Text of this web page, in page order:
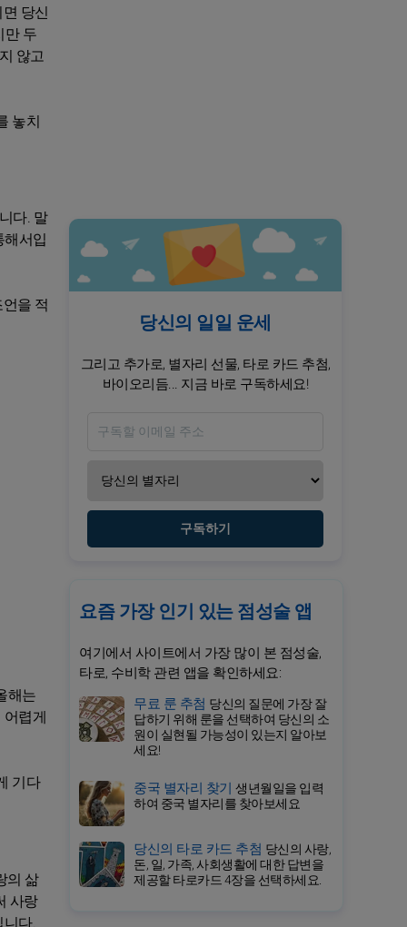
당신
만 두
않고
놓치
다. 말
서입
을 적
해는
렵게
기다
의 삶
사랑
당신의 일일 운세
그리고 추가로, 별자리 선물, 타로 카드 추첨,
바이오리듬... 지금 바로 구독하세요!
구독하기
요즘 가장 인기 있는 점성술 앱
여기에서 사이트에서 가장 많이 본 점성술,
타로, 수비학 관련 앱을 확인하세요:
무료 룬 추첨 당신의 질문에 가장 잘
답하기 위해 룬을 선택하여 당신의 소
원이 실현될 가능성이 있는지 알아보
세요!
중국 별자리 찾기 생년월일을 입력
하여 중국 별자리를 찾아보세요
당신의 타로 카드 추첨 당신의 사랑,
돈, 일, 가족, 사회생활에 대한 답변을
제공할 타로카드 4장을 선택하세요.